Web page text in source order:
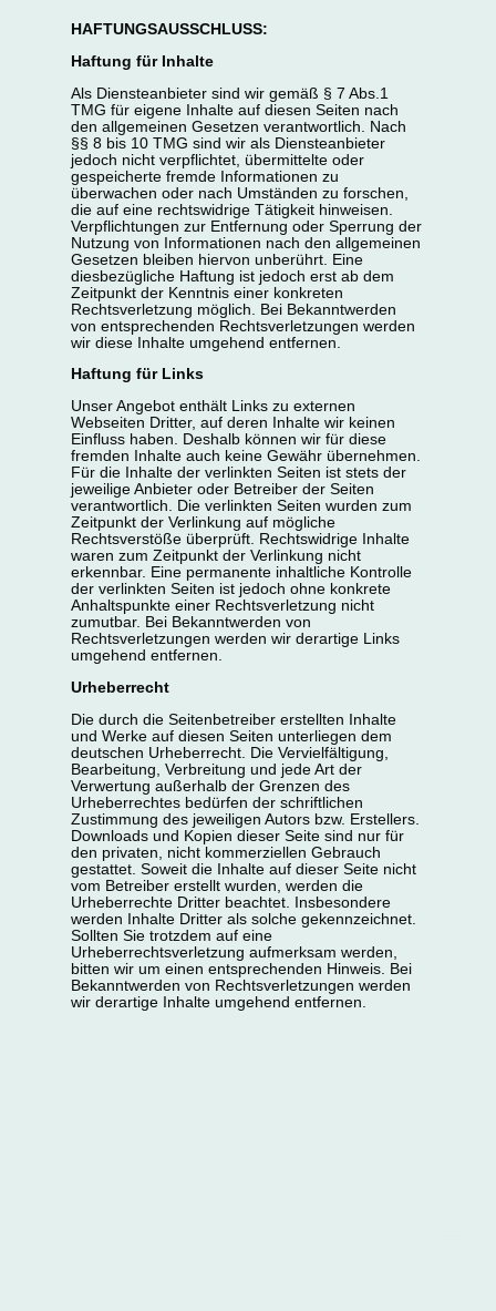
HAFTUNGSAUSSCHLUSS:
Haftung für Inhalte
Als Diensteanbieter sind wir gemäß § 7 Abs.1
TMG für eigene Inhalte auf diesen Seiten nach
den allgemeinen Gesetzen verantwortlich. Nach
§§ 8 bis 10 TMG sind wir als Diensteanbieter
jedoch nicht verpflichtet, übermittelte oder
gespeicherte fremde Informationen zu
überwachen oder nach Umständen zu forschen,
die auf eine rechtswidrige Tätigkeit hinweisen.
Verpflichtungen zur Entfernung oder Sperrung der
Nutzung von Informationen nach den allgemeinen
Gesetzen bleiben hiervon unberührt. Eine
diesbezügliche Haftung ist jedoch erst ab dem
Zeitpunkt der Kenntnis einer konkreten
Rechtsverletzung möglich. Bei Bekanntwerden
von entsprechenden Rechtsverletzungen werden
wir diese Inhalte umgehend entfernen.
Haftung für Links
Unser Angebot enthält Links zu externen
Webseiten Dritter, auf deren Inhalte wir keinen
Einfluss haben. Deshalb können wir für diese
fremden Inhalte auch keine Gewähr übernehmen.
Für die Inhalte der verlinkten Seiten ist stets der
jeweilige Anbieter oder Betreiber der Seiten
verantwortlich. Die verlinkten Seiten wurden zum
Zeitpunkt der Verlinkung auf mögliche
Rechtsverstöße überprüft. Rechtswidrige Inhalte
waren zum Zeitpunkt der Verlinkung nicht
erkennbar. Eine permanente inhaltliche Kontrolle
der verlinkten Seiten ist jedoch ohne konkrete
Anhaltspunkte einer Rechtsverletzung nicht
zumutbar. Bei Bekanntwerden von
Rechtsverletzungen werden wir derartige Links
umgehend entfernen.
Urheberrecht
Die durch die Seitenbetreiber erstellten Inhalte
und Werke auf diesen Seiten unterliegen dem
deutschen Urheberrecht. Die Vervielfältigung,
Bearbeitung, Verbreitung und jede Art der
Verwertung außerhalb der Grenzen des
Urheberrechtes bedürfen der schriftlichen
Zustimmung des jeweiligen Autors bzw. Erstellers.
Downloads und Kopien dieser Seite sind nur für
den privaten, nicht kommerziellen Gebrauch
gestattet. Soweit die Inhalte auf dieser Seite nicht
vom Betreiber erstellt wurden, werden die
Urheberrechte Dritter beachtet. Insbesondere
werden Inhalte Dritter als solche gekennzeichnet.
Sollten Sie trotzdem auf eine
Urheberrechtsverletzung aufmerksam werden,
bitten wir um einen entsprechenden Hinweis. Bei
Bekanntwerden von Rechtsverletzungen werden
wir derartige Inhalte umgehend entfernen.